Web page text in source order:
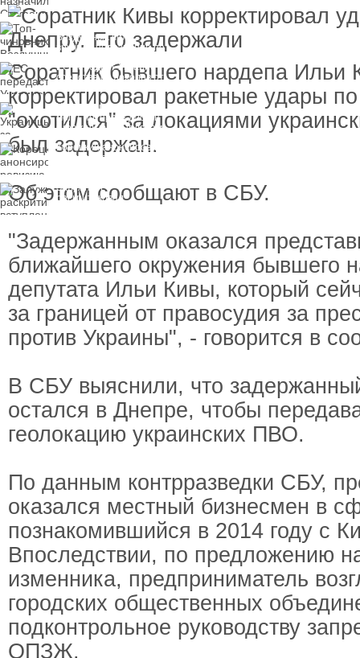
Топ-чиновнику
Воздушных сил
вручили подозрение по
1 млрд гривен
ЕС передаст Украине
средства от доходов от
России
Украинцы за рубежом
могут потерять доступ
к госжилью и выплатам
Корецкий анонсировал
ревизию госбюджета
Залужный
раскритиковал
Соратник бывшего нардепа Ильи
корректировал ракетные удары
"охотился" за локациями
был задержан.
Об этом сообщают в СБУ.
"Задержанным оказался
ближайшего окружения бывшего
депутата Ильи Кивы, который
за границей от правосудия за
против Украины", - говорится в
В СБУ выяснили, что
остался в Днепре, чтобы
геолокацию украинских ПВО.
По данным контрразведки СБУ,
оказался местный бизнесмен в
познакомившийся в 2014 году с
Впоследствии, по предложению
изменника, предприниматель
городских общественных
подконтрольное руководству
ОПЗЖ.